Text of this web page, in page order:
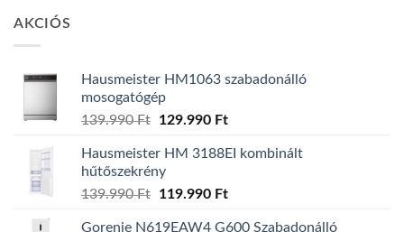
AKCIÓS
Hausmeister HM1063 szabadonálló
mosogatógép
139.990Ft
Original
was:
139.990 Ft.
129.990 FtCurrent
is:
Hausmeister HM 3188EI kombinált
hűtőszekrény
139.990Ft
Original
119.990 FtCurrent
Gorenje N619EAW4 G600 Szabadonálló